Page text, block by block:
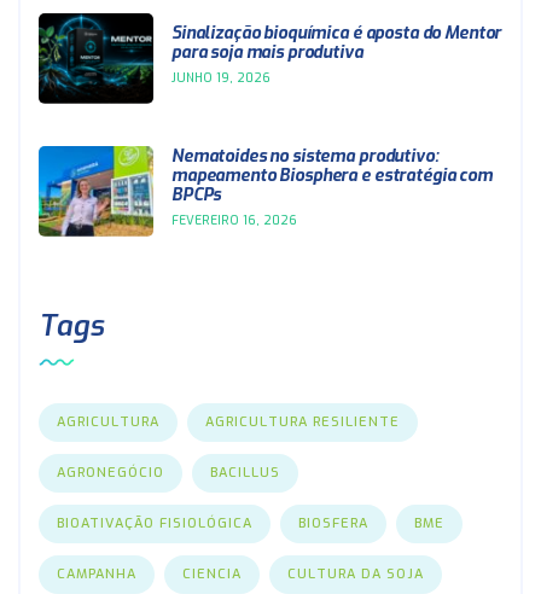
Sinalização bioquímica é aposta do Mentor
para soja mais produtiva
JUNHO 19, 2026
Nematoides no sistema produtivo:
mapeamento Biosphera e estratégia com
BPCPs
FEVEREIRO 16, 2026
Tags
AGRICULTURA AGRICULTURA RESILIENTE
AGRONEGÓCIO BACILLUS
BIOATIVAÇÃO FISIOLÓGICA BIOSFERA BME
CAMPANHA CIENCIA CULTURA DA SOJA